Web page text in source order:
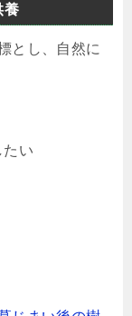
養
とし、自然に
たい